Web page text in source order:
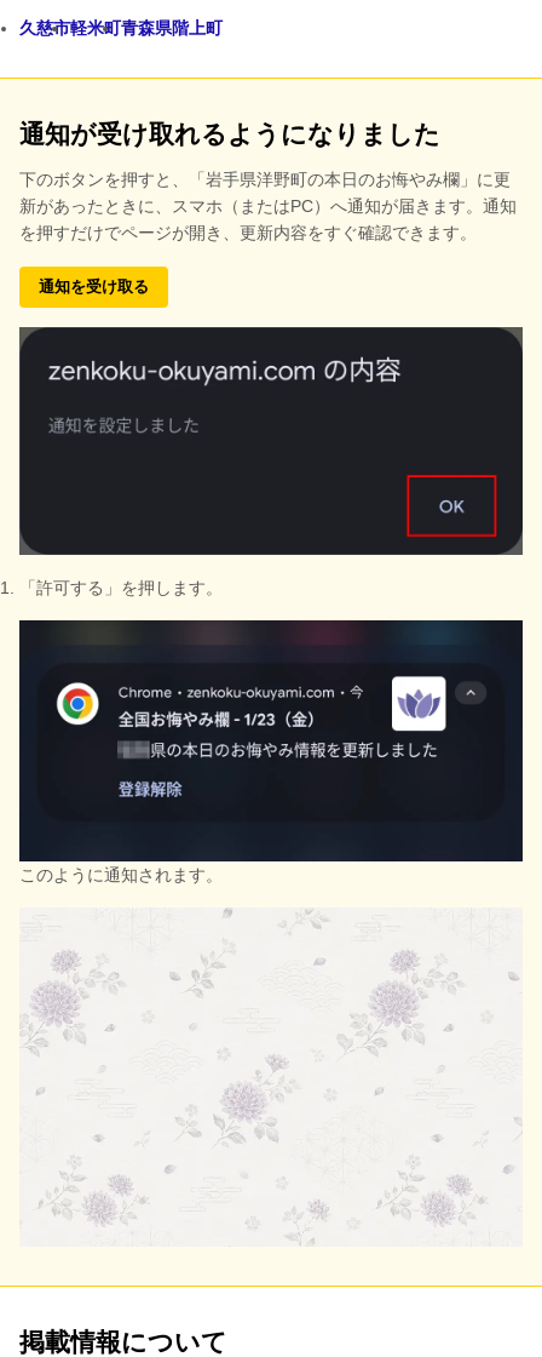
久慈市軽米町青森県階上町
通知が受け取れるようになりました
下のボタンを押すと、
「岩手県洋野町の本日のお悔やみ欄」に更
新があったときに、スマホ（またはPC）へ通知が届きます。通知
を押すだけでページが開き、更新内容をすぐ確認できます。
通知を受け取る
「許可する」を押します。
このように通知されます。
掲載情報について